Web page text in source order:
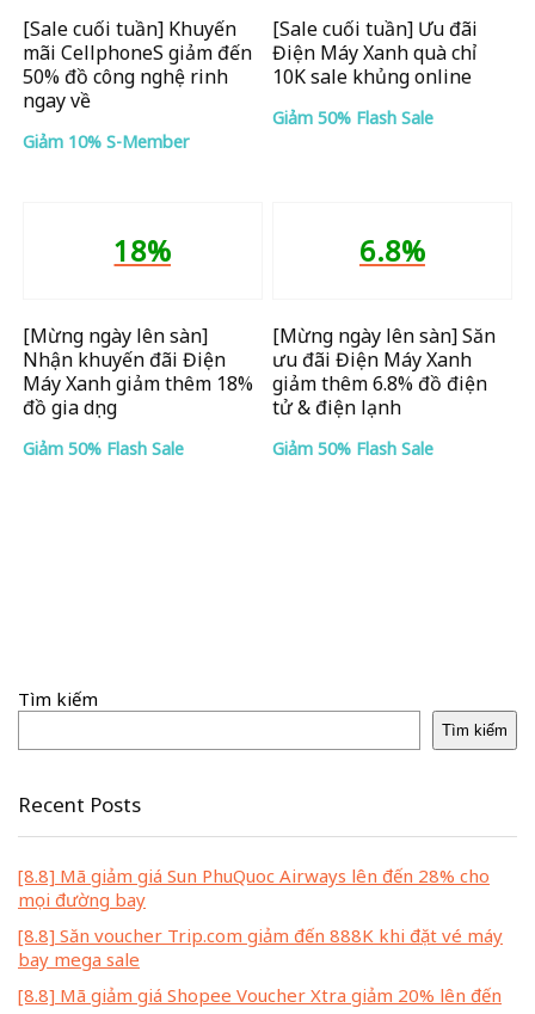
[Sale cuối tuần] Khuyến
mãi CellphoneS giảm đến
50% đồ công nghệ rinh
ngay về
Giảm 10% S-Member
[Sale cuối tuần] Ưu đãi
Điện Máy Xanh quà chỉ
10K sale khủng online
Giảm 50% Flash Sale
18%
[Mừng ngày lên sàn]
Nhận khuyến đãi Điện
Máy Xanh giảm thêm 18%
đồ gia dụng
Giảm 50% Flash Sale
6.8%
[Mừng ngày lên sàn] Săn
ưu đãi Điện Máy Xanh
giảm thêm 6.8% đồ điện
tử & điện lạnh
Giảm 50% Flash Sale
Tìm kiếm
Tìm kiếm
Recent Posts
[8.8] Mã giảm giá Sun PhuQuoc Airways lên đến 28% cho
mọi đường bay
[8.8] Săn voucher Trip.com giảm đến 888K khi đặt vé máy
bay mega sale
[8.8] Mã giảm giá Shopee Voucher Xtra giảm 20% lên đến